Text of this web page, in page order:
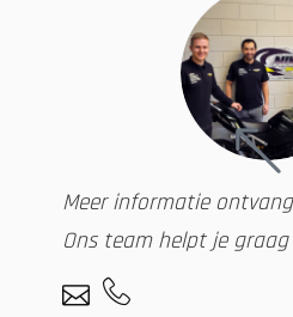
Meer informatie
Ons team helpt je